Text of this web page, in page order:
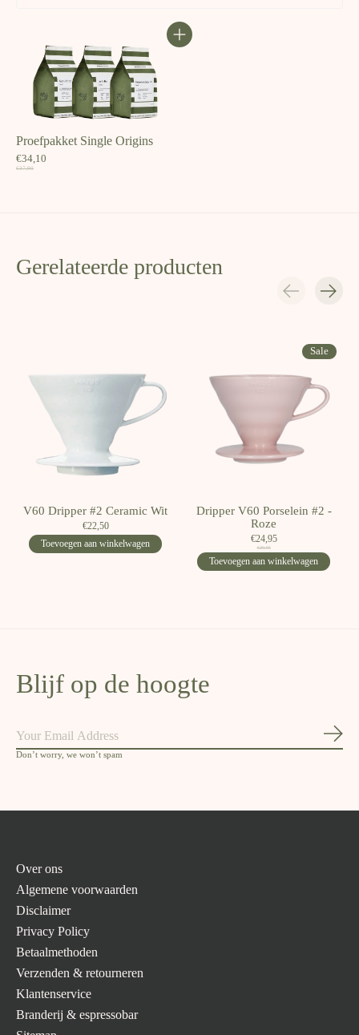
Proefpakket Single Origins
€34,10
€37,90
Gerelateerde producten
V60 Dripper #2 Ceramic Wit
€22,50
Toevoegen aan winkelwagen
Sale
Dripper V60 Porselein #2 -
Roze
€24,95
€29,95
Toevoegen aan winkelwagen
Blijf op de hoogte
Don’t worry, we won’t spam
Over ons
Algemene voorwaarden
Disclaimer
Privacy Policy
Betaalmethoden
Verzenden & retourneren
Klantenservice
Branderij & espressobar